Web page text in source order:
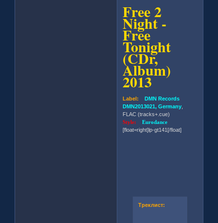
Free 2
Night -
Free
Tonight
(CDr,
Album)
2013
Label: DMN Records
DMN2013021, Germany
FLAC (tracks+.cue)
Style:Eurodance
[float=right]lp-gt141[/float]
Треклист: